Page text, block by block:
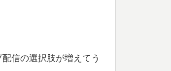
信の選択肢が増えてう